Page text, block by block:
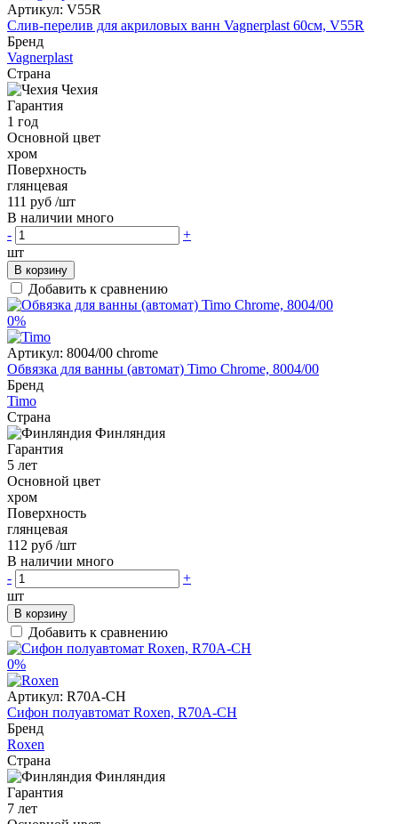
Артикул: V55R
Слив-перелив для акриловых ванн Vagnerplast 60см, V55R
Бренд
Vagnerplast
Страна
Чехия
Гарантия
1 год
Основной цвет
хром
Поверхность
глянцевая
111 руб /шт
В наличии много
-
+
шт
В корзину
Добавить к сравнению
0%
Артикул: 8004/00 chrome
Обвязка для ванны (автомат) Timo Chrome, 8004/00
Бренд
Timo
Страна
Финляндия
Гарантия
5 лет
Основной цвет
хром
Поверхность
глянцевая
112 руб /шт
В наличии много
-
+
шт
В корзину
Добавить к сравнению
0%
Артикул: R70A-CH
Сифон полуавтомат Roxen, R70A-CH
Бренд
Roxen
Страна
Финляндия
Гарантия
7 лет